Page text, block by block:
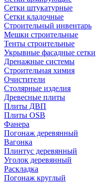
Сетки штукатурные
Сетки кладочные
Строительный инвентарь
Мешки строительные
Тенты строительные
Укрывные фасадные сетки
Дренажные системы
Строительная химия
Очистители
Столярные изделия
Древесные плиты
Плиты ДВП
Плиты OSB
Фанера
Погонаж деревянный
Вагонка
Плинтус деревянный
Уголок деревянный
Раскладка
Погонаж круглый